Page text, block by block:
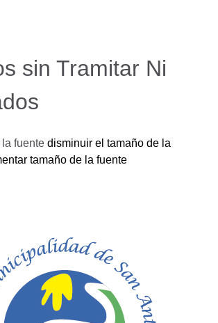
sin Tramitar Ni
fuente disminuir el tamaño de la
tamaño de la fuente